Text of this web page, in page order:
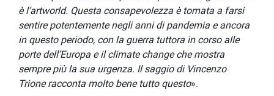
è l’artworld. Questa consapevolezza è tornata a farsi
sentire potentemente negli anni di pandemia e ancora
in questo periodo, con la guerra tuttora in corso alle
porte dell’Europa e il climate change che mostra
sempre più la sua urgenza. Il saggio di Vincenzo
Trione racconta molto bene tutto questo».